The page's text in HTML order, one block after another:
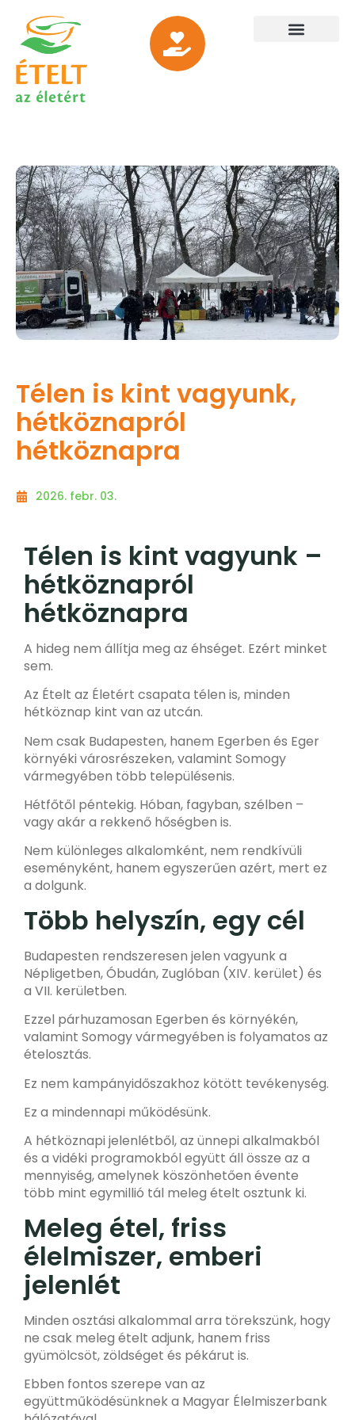
Télen is kint vagyunk,
hétköznapról
hétköznapra
2026. febr. 03.
Télen is kint vagyunk –
hétköznapról
hétköznapra
A hideg nem állítja meg az éhséget. Ezért minket
sem.
Az Ételt az Életért csapata télen is, minden
hétköznap kint van az utcán.
Nem csak Budapesten, hanem Egerben és Eger
környéki városrészeken, valamint Somogy
vármegyében több településenis.
Hétfőtől péntekig. Hóban, fagyban, szélben –
vagy akár a rekkenő hőségben is.
Nem különleges alkalomként, nem rendkívüli
eseményként, hanem egyszerűen azért, mert ez
a dolgunk.
Több helyszín, egy cél
Budapesten rendszeresen jelen vagyunk a
Népligetben,Óbudán, Zuglóban (XIV. kerület) és
a VII. kerületben.
Ezzel párhuzamosan Egerben és környékén,
valamint Somogy vármegyében is folyamatos az
ételosztás.
Ez nem kampányidőszakhoz kötött tevékenység.
Ez a mindennapi működésünk.
A hétköznapi jelenlétből, az ünnepi alkalmakból
és a vidéki programokból együtt áll össze az a
mennyiség, amelynek köszönhetően évente
több mint egymillió tál meleg ételt osztunk ki.
Meleg étel, friss
élelmiszer, emberi
jelenlét
Minden osztási alkalommal arra törekszünk, hogy
ne csak meleg ételt adjunk, hanem friss
gyümölcsöt, zöldséget és pékárut is.
Ebben fontos szerepe van az
együttműködésünknek a Magyar Élelmiszerbank